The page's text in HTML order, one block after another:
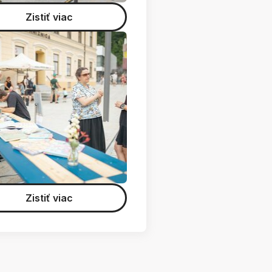
Zistiť viac
Zistiť viac